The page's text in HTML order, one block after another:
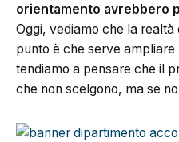
orientamento avrebbero
Oggi, vediamo che la
punto è che serve ampliare
tendiamo a pensare che il
che non scelgono, ma se